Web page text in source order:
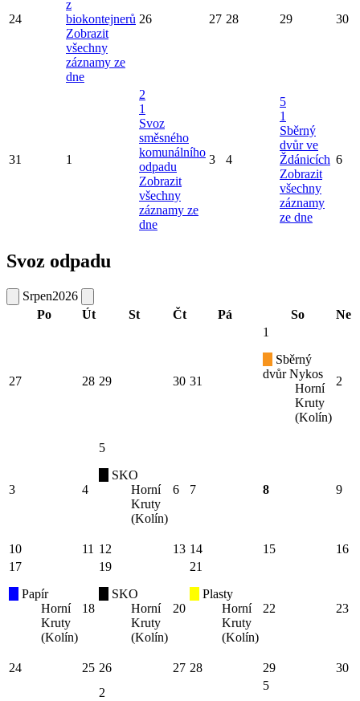
24
z
biokontejnerů
Zobrazit
všechny
záznamy ze
dne
26 27 28 29 30
31 1
2
1
Svoz
směsného
komunálního
odpadu
Zobrazit
všechny
záznamy ze
dne
3 4
5
1
Sběrný
dvůr ve
Ždánicích
Zobrazit
všechny
záznamy
ze dne
6
Svoz odpadu
Srpen2026
Po
Út St Čt Pá So Ne
27 28 29 30 31
1
Sběrný
dvůr Nykos
Horní
Kruty
(Kolín)
2
3 4
5
SKO
Horní
Kruty
(Kolín)
6 7 8 9
10 11 12 13 14 15
16
17
Papír
Horní
Kruty
(Kolín)
18
19
SKO
Horní
Kruty
(Kolín)
20
21
Plasty
Horní
Kruty
(Kolín)
22 23
24 25 26 27 28 29 30
2
5